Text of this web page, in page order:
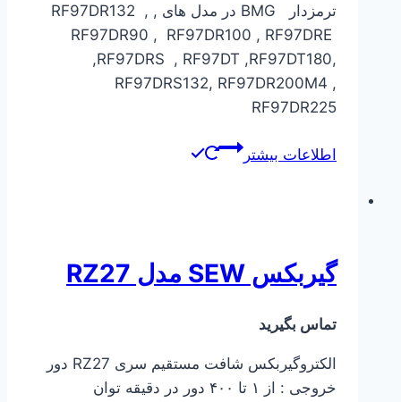
ترمزدار BMG در مدل های ,RF97DR132 ,
RF97DR90 , RF97DR100 , RF97DRE
,RF97DRS , RF97DT ,RF97DT180,
RF97DRS132, RF97DR200M4 ,
RF97DR225
اطلاعات بیشتر
گیربکس SEW مدل RZ27
تماس بگیرید
الکتروگیربکس شافت مستقیم سری RZ27 دور
خروجی : از ۱ تا ۴۰۰ دور در دقیقه توان